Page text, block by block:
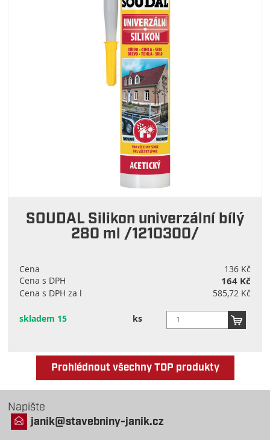
SOUDAL Silikon univerzální bílý
280 ml /1210300/
Cena
136 Kč
Cena s DPH
164 Kč
Cena s DPH za l 585,72 Kč
skladem 15 ks
Prohlédnout všechny TOP produkty
Napište
janik@stavebniny-janik.cz